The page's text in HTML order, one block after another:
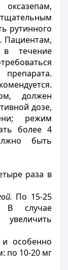
рутинного
Пациентам,
в течение
должен
дозе,
режим
более 4
быть
раза в
По 15-25
случае
особенно
по 10-20 мг